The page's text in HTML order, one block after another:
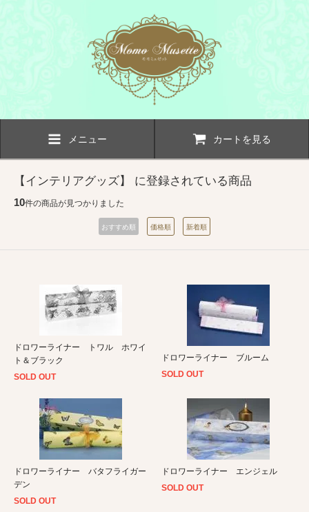
メニュー カートを見る
【インテリアグッズ】 に登録されている商品
10件の商品が見つかりました
おすすめ順 価格順 新着順
ドロワーライナー トワル ホワイ
ト＆ブラック
SOLD OUT
ドロワーライナー ブルーム
SOLD OUT
ドロワーライナー バタフライガー
デン
SOLD OUT
ドロワーライナー エンジェル
SOLD OUT